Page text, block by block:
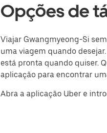
Opções de
Viajar Gwangmyeong-Si
uma viagem quando
está pronta quando quiser.
aplicação para encontrar
Abra a aplicação Uber e